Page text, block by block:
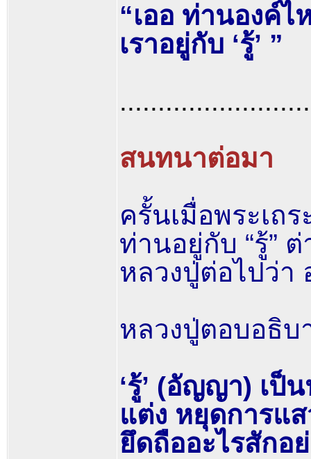
“เออ ท่านองค์
เราอยู่กับ ‘รู้’ ”
สนทนาต่อมา
ครั้นเมื่อพระเถ
ท่านอยู่กับ “รู้”
หลวงปู่ต่อไปว่า
หลวงปู่ตอบอธิบ
‘รู้’ (อัญญา) เป็
แต่ง หยุดการแ
ยึดถืออะไรสักอ